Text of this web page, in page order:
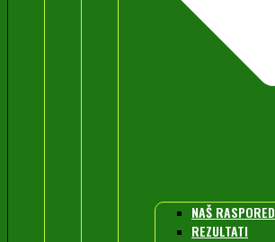
NAŠ RASPORED
REZULTATI